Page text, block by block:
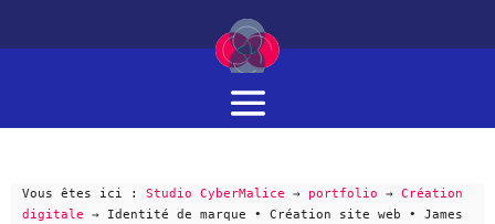
Vous êtes ici : Studio CyberMalice → portfolio → Création
digitale → Identité de marque • Création site web • James